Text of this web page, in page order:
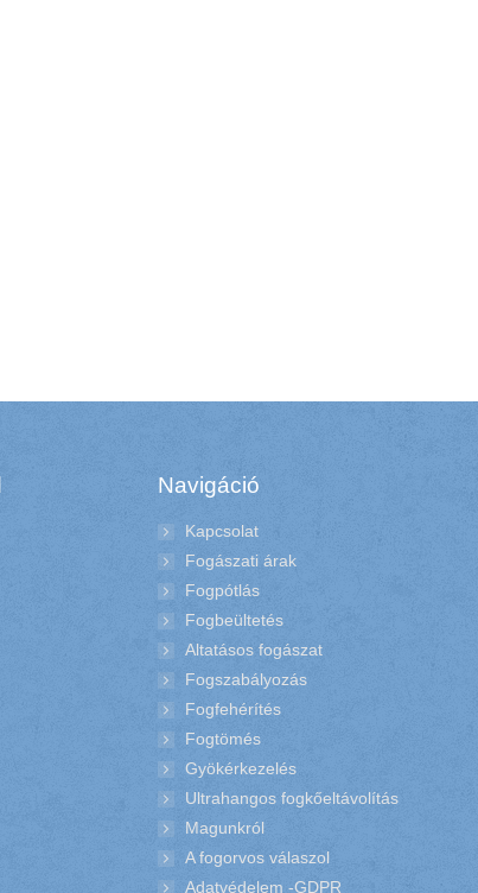
Navigáció
Kapcsolat
Fogászati árak
Fogpótlás
Fogbeültetés
Altatásos fogászat
Fogszabályozás
Fogfehérítés
Fogtömés
Gyökérkezelés
Ultrahangos fogkőeltávolítás
Magunkról
A fogorvos válaszol
Adatvédelem -GDPR